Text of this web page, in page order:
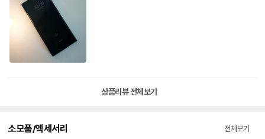
상품리뷰 전체보기
소모품/액세서리 전체보기